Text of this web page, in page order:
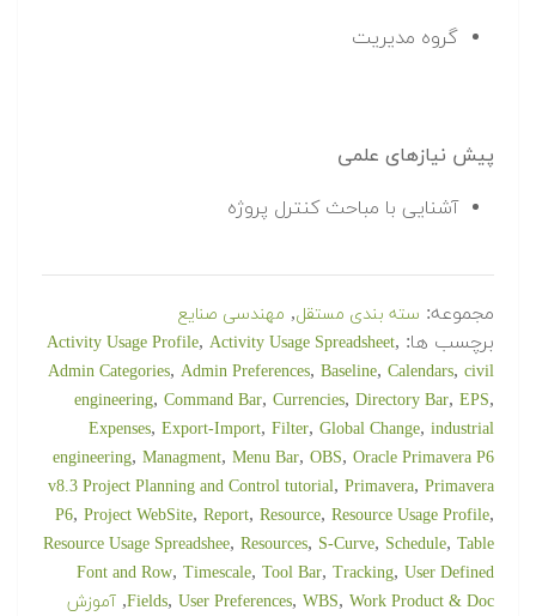
گروه مدیریت
پیش نیازهای علمی
آشنایی با مباحث کنترل پروژه
مجموعه: سته بندی مستقل, مهندسی صنایع
برچسب ها: Activity Usage Profile, Activity Usage Spreadsheet,
Admin Categories, Admin Preferences, Baseline, Calendars, civil
engineering, Command Bar, Currencies, Directory Bar, EPS,
Expenses, Export-Import, Filter, Global Change, industrial
engineering, Managment, Menu Bar, OBS, Oracle Primavera P6
v8.3 Project Planning and Control tutorial, Primavera, Primavera
P6, Project WebSite, Report, Resource, Resource Usage Profile,
Resource Usage Spreadshee, Resources, S-Curve, Schedule, Table
Font and Row, Timescale, Tool Bar, Tracking, User Defined
Fields, User Preferences, WBS, Work Product & Doc
, آموزش